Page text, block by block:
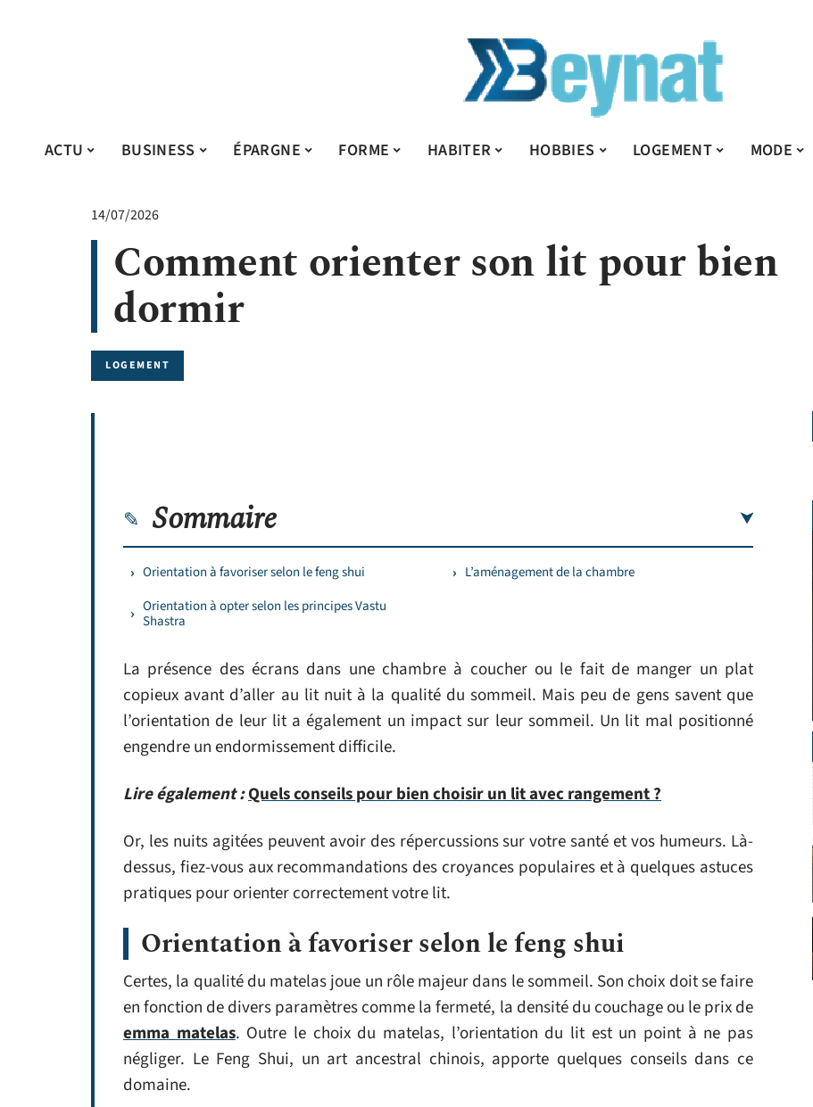
ACTU BUSINESS ÉPARGNE FORME HABITER HOBBIES LOGEMENT MODE
14/07/2026
Comment orienter son lit pour bien
dormir
LOGEMENT
Sommaire
Orientation à favoriser selon le feng shui
Orientation à opter selon les principes Vastu
Shastra
L’aménagement de la chambre
La présence des écrans dans une chambre à coucher ou le fait de manger un plat
copieux avant d’aller au lit nuit à la qualité du sommeil. Mais peu de gens savent que
l’orientation de leur lit a également un impact sur leur sommeil. Un lit mal positionné
engendre un endormissement difficile.
Lire également :Quels conseils pour bien choisir un lit avec rangement ?
Or, les nuits agitées peuvent avoir des répercussions sur votre santé et vos humeurs. Là-
dessus, fiez-vous aux recommandations des croyances populaires et à quelques astuces
pratiques pour orienter correctement votre lit.
Orientation à favoriser selon le feng shui
Certes, la qualité du matelas joue un rôle majeur dans le sommeil. Son choix doit se faire
en fonction de divers paramètres comme la fermeté, la densité du couchage ou le prix de
emma matelas. Outre le choix du matelas, l’orientation du lit est un point à ne pas
négliger. Le Feng Shui, un art ancestral chinois, apporte quelques conseils dans ce
domaine.